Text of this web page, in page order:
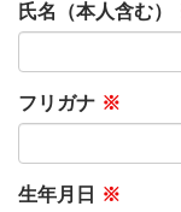
氏名（本人含む）
フリガナ ※
生年月日 ※